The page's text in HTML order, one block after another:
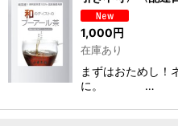
1,000円
在庫あり
まずはおためし！
に。 …